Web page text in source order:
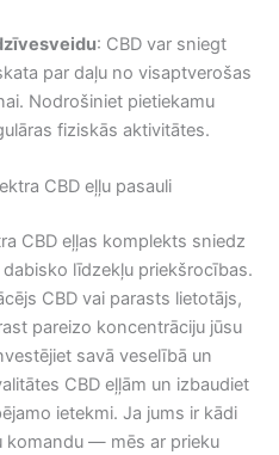
: CBD var sniegt
par daļu no visaptverošas
Nodrošiniet pietiekamu
fiziskās aktivitātes.
CBD eļļu pasauli
CBD eļļas komplekts sniedz
līdzekļu priekšrocības.
CBD vai parasts lietotājs,
pareizo koncentrāciju jūsu
savā veselībā un
CBD eļļām un izbaudiet
ietekmi. Ja jums ir kādi
komandu — mēs ar prieku